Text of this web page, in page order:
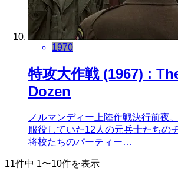
1970
特攻大作戦 (1967) :
Dozen
ノルマンディー上陸作戦決行前夜
服役していた12人の元兵士たちの
将校たちのパーティー…
11件中 1〜10件を表示